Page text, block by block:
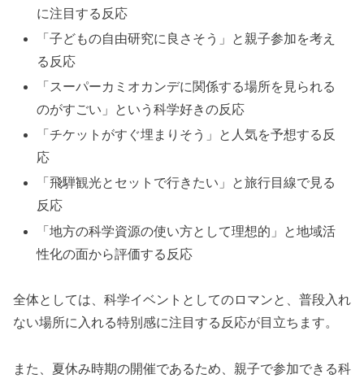
に注目する反応
「子どもの自由研究に良さそう」と親子参加を考え
る反応
「スーパーカミオカンデに関係する場所を見られる
のがすごい」という科学好きの反応
「チケットがすぐ埋まりそう」と人気を予想する反
応
「飛騨観光とセットで行きたい」と旅行目線で見る
反応
「地方の科学資源の使い方として理想的」と地域活
性化の面から評価する反応
全体としては、科学イベントとしてのロマンと、普段入れ
ない場所に入れる特別感に注目する反応が目立ちます。
また、夏休み時期の開催であるため、親子で参加できる科